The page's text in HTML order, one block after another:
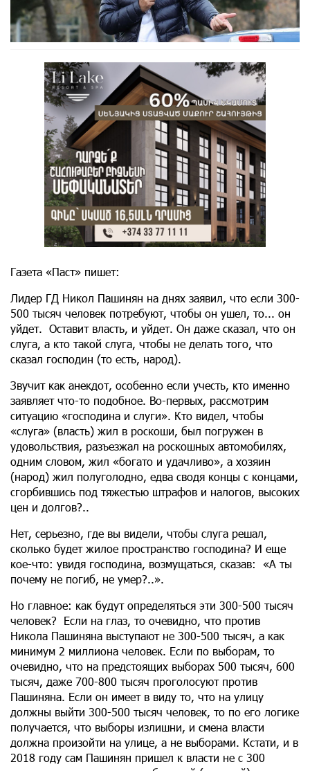
Газета «Паст» пишет:
Лидер ГД Никол Пашинян на днях заявил, что если 300-
500 тысяч человек потребуют, чтобы он ушел, то... он
уйдет. Оставит власть, и уйдет. Он даже сказал, что он
слуга, а кто такой слуга, чтобы не делать того, что
сказал господин (то есть, народ).
Звучит как анекдот, особенно если учесть, кто именно
заявляет что-то подобное. Во-первых, рассмотрим
ситуацию «господина и слуги». Кто видел, чтобы
«слуга» (власть) жил в роскоши, был погружен в
удовольствия, разъезжал на роскошных автомобилях,
одним словом, жил «богато и удачливо», а хозяин
(народ) жил полуголодно, едва сводя концы с концами,
сгорбившись под тяжестью штрафов и налогов, высоких
цен и долгов?..
Нет, серьезно, где вы видели, чтобы слуга решал,
сколько будет жилое пространство господина? И еще
кое-что: увидя господина, возмущаться, сказав: «А ты
почему не погиб, не умер?..».
Но главное: как будут определяться эти 300-500 тысяч
человек? Если на глаз, то очевидно, что против
Никола Пашиняна выступают не 300-500 тысяч, а как
минимум 2 миллиона человек. Если по выборам, то
очевидно, что на предстоящих выборах 500 тысяч, 600
тысяч, даже 700-800 тысяч проголосуют против
Пашиняна. Если он имеет в виду то, что на улицу
должны выйти 300-500 тысяч человек, то по его логике
получается, что выборы излишни, и смена власти
должна произойти на улице, а не выборами. Кстати, и в
2018 году сам Пашинян пришел к власти не с 300